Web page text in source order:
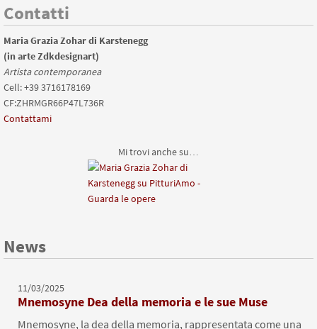
Contatti
Maria Grazia Zohar di Karstenegg
(in arte Zdkdesignart)
Artista contemporanea
Cell: +39 3716178169
CF:ZHRMGR66P47L736R
Contattami
Mi trovi anche su…
News
11/03/2025
Mnemosyne Dea della memoria e le sue Muse
Mnemosyne, la dea della memoria, rappresentata come una